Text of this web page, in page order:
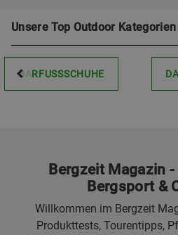
Unsere Top Outdoor Kategorien
BARFUSSSCHUHE
Bergzeit Magazin
Bergsport &
Willkommen im Bergzeit
Produkttests, Tourentipps,